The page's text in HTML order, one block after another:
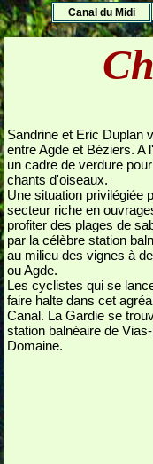
Canal du Midi
Sandrine et Eric Duplan
entre Agde et Béziers. A
un cadre de verdure
chants d'oiseaux.
Une situation privilégiée
secteur riche en
profiter des plages de
par la célèbre station
au milieu des vignes à
ou Agde.
Les cyclistes qui se
faire halte dans cet
Canal. La Gardie se
station balnéaire de
Domaine.